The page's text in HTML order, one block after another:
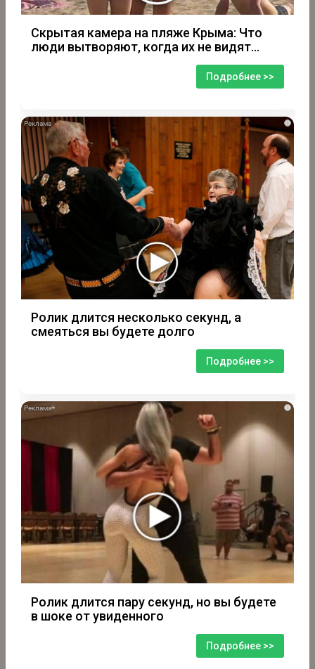
Скрытая камера на пляже Крыма: Что
люди вытворяют, когда их не видят...
Подробнее >>
i
Ролик длится несколько секунд, а
смеяться вы будете долго
Подробнее >>
i
Ролик длится пару секунд, но вы будете
в шоке от увиденного
Подробнее >>